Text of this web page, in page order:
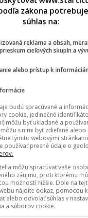
patria okrem
zápcha, úzkosť
stuhnutosť jednej
do svojich Google
ako preferovaný
Startitup,
zákona
súhlas na:
reklama a obsah,
cieľových skupín a
alebo prístup k
budú spracúvané a
cookie, jedinečné
môžu byť ukladané a
s nimi byť zdieľané
týmito webovými
používať presné údaje o
môžu spracúvať vaše
záujmu, proti ktorému
možností nižšie. Dole na
nájdite odkaz, pomocou
alebo odvolať súhlas v
a súborov cookie.